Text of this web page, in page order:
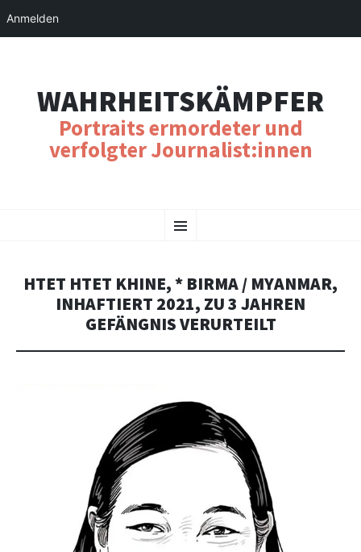
WAHRHEITSKÄMPFER
Portraits ermordeter und
verfolgter Journalist:innen
Menu
TO
HTET HTET KHINE, * BIRMA / MYANMAR,
INHAFTIERT 2021, ZU 3 JAHREN
GEFÄNGNIS VERURTEILT
Anmelden